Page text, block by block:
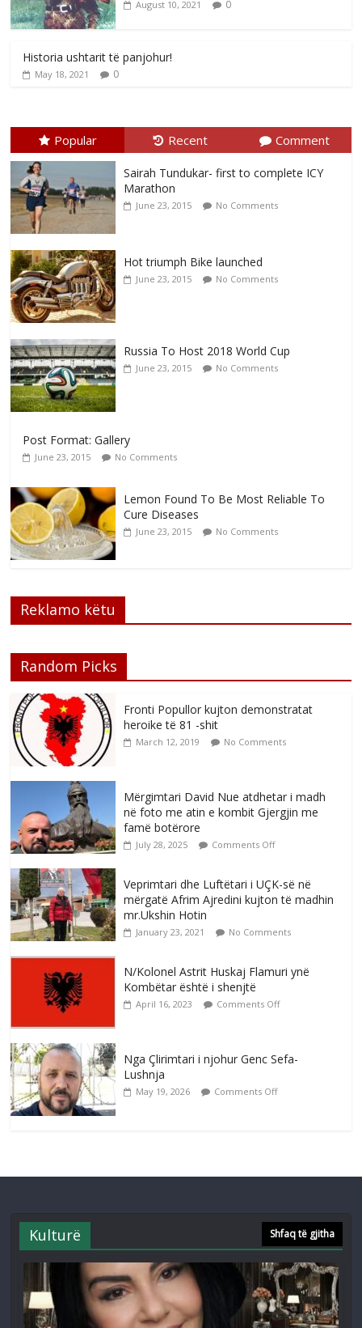
August 10, 2021 0
Historia ushtarit të panjohur!
May 18, 2021 0
Popular Recent Comment
Sairah Tundukar- first to complete ICY
Marathon
June 23, 2015 No Comments
Hot triumph Bike launched
June 23, 2015 No Comments
Russia To Host 2018 World Cup
June 23, 2015 No Comments
Post Format: Gallery
June 23, 2015 No Comments
Lemon Found To Be Most Reliable To
Cure Diseases
June 23, 2015 No Comments
Reklamo këtu
Random Picks
Fronti Popullor kujton demonstratat
heroike të 81 -shit
March 12, 2019 No Comments
Mërgimtari David Nue atdhetar i madh
në foto me atin e kombit Gjergjin me
famë botërore
July 28, 2025 Comments Off
Veprimtari dhe Luftëtari i UÇK-së në
mërgatë Afrim Ajredini kujton të madhin
mr.Ukshin Hotin
January 23, 2021 No Comments
N/Kolonel Astrit Huskaj Flamuri ynë
Kombëtar është i shenjtë
April 16, 2023 Comments Off
Nga Çlirimtari i njohur Genc Sefa-
Lushnja
May 19, 2026 Comments Off
Kulturë Shfaq të gjitha